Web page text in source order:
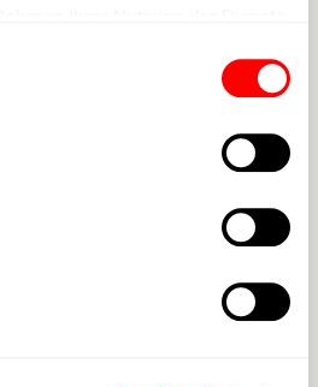
an alle Partner:innen,
das großartige Team,
Erlebnis gemacht